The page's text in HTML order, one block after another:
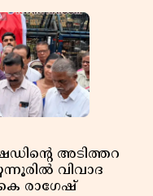
അടിത്തറ
വിവാദ
രാഗേഷ്